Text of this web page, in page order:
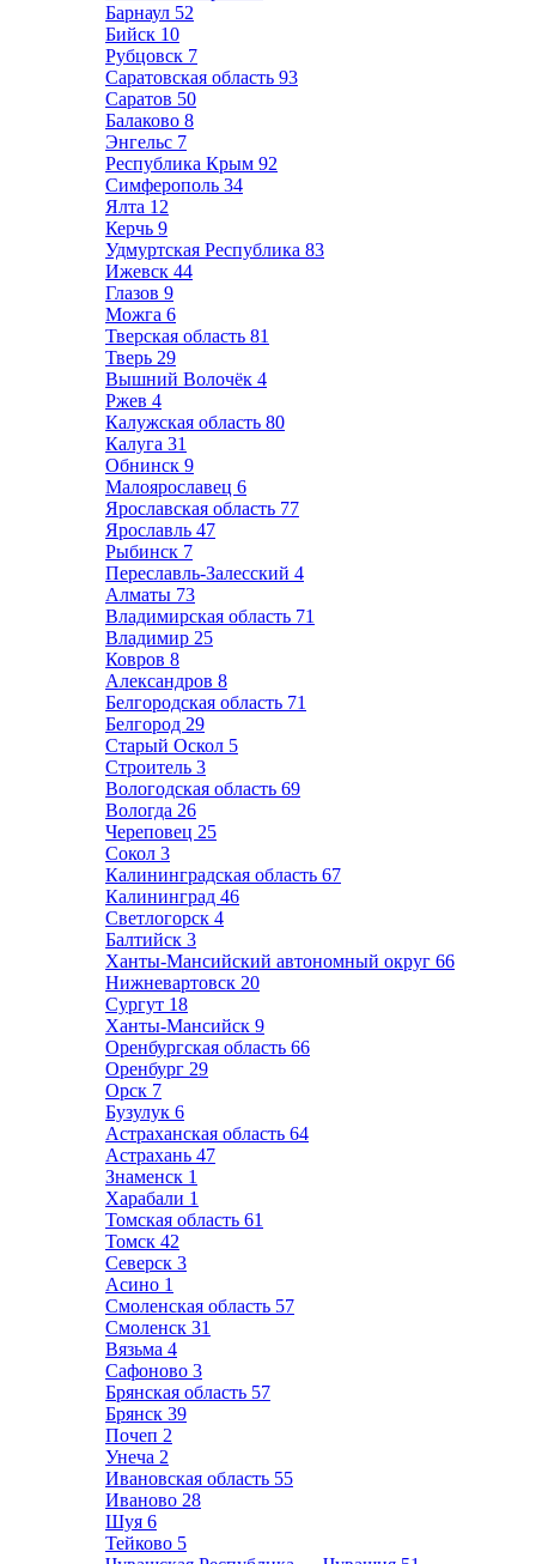
Барнаул 52
Бийск 10
Рубцовск 7
Саратовская область 93
Саратов 50
Балаково 8
Энгельс 7
Республика Крым 92
Симферополь 34
Ялта 12
Керчь 9
Удмуртская Республика 83
Ижевск 44
Глазов 9
Можга 6
Тверская область 81
Тверь 29
Вышний Волочёк 4
Ржев 4
Калужская область 80
Калуга 31
Обнинск 9
Малоярославец 6
Ярославская область 77
Ярославль 47
Рыбинск 7
Переславль-Залесский 4
Алматы 73
Владимирская область 71
Владимир 25
Ковров 8
Александров 8
Белгородская область 71
Белгород 29
Старый Оскол 5
Строитель 3
Вологодская область 69
Вологда 26
Череповец 25
Сокол 3
Калининградская область 67
Калининград 46
Светлогорск 4
Балтийск 3
Ханты-Мансийский автономный округ 66
Нижневартовск 20
Сургут 18
Ханты-Мансийск 9
Оренбургская область 66
Оренбург 29
Орск 7
Бузулук 6
Астраханская область 64
Астрахань 47
Знаменск 1
Харабали 1
Томская область 61
Томск 42
Северск 3
Асино 1
Смоленская область 57
Смоленск 31
Вязьма 4
Сафоново 3
Брянская область 57
Брянск 39
Почеп 2
Унеча 2
Ивановская область 55
Иваново 28
Шуя 6
Тейково 5